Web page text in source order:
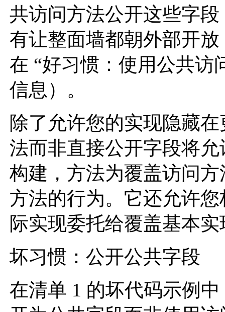
共访问方法公开这些字
有让整面墙都朝外部开
在 “好习惯：使用公共访
信息）。
除了允许您的实现隐藏
法而非直接公开字段将
构建，方法为覆盖访问
方法的行为。它还允许
际实现委托给覆盖基本
坏习惯：公开公共字段
在清单 1 的坏代码示例中